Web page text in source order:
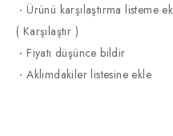
·Ürünü karşılaştırma listeme
( Karşılaştır )
·Fiyatı düşünce bildir
·Aklımdakiler listesine ekle